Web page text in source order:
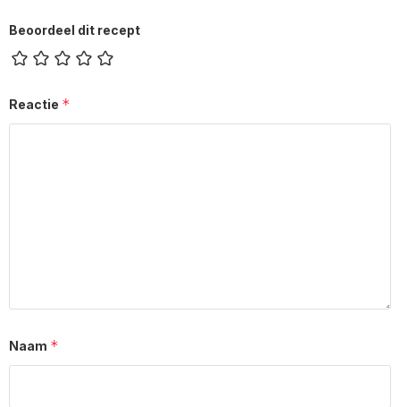
Beoordeel dit recept
Reactie *
Naam *